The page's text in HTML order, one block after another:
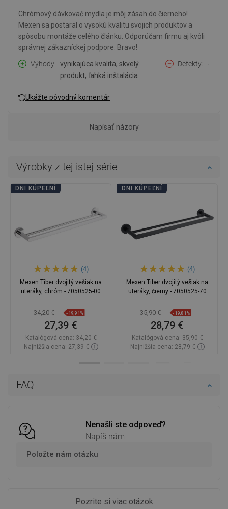
FAQ
Nenašli ste odpoveď?
Napíš nám
Položte nám otázku
Pozrite si viac otázok
Chrómový dávkovač mydla je môj zásah do čierneho!
Mexen sa postaral o vysokú kvalitu svojich produktov a
spôsobu montáže celého článku. Odporúčam firmu aj kvôli
správnej zákazníckej podpore. Bravo!
Výhody
vynikajúca kvalita, skvelý
produkt, ľahká inštalácia
Defekty -
Ukážte pôvodný komentár
Napísať názory
Výrobky z tej istej série
DNI KÚPEĽNÍ
(4)
Mexen Tiber dvojitý vešiak na
uteráky, chróm - 7050525-00
34,20 € -19,91%
27,39 €
Katalógová cena: 34,20 €
Najnižšia cena: 27,39 €
DNI KÚPEĽNÍ
(4)
Mexen Tiber dvojitý vešiak na
uteráky, čierny - 7050525-70
35,90 € -19,81%
28,79 €
Katalógová cena: 35,90 €
Najnižšia cena: 28,79 €